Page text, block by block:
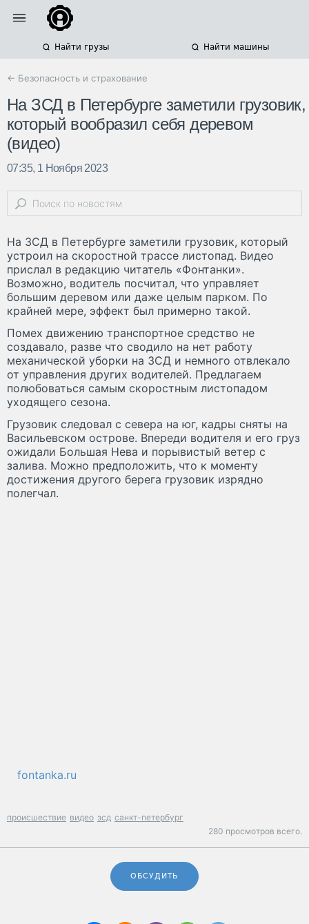
Найти грузы Найти машины
← Безопасность и страхование
На ЗСД в Петербурге заметили грузовик,
который вообразил себя деревом
(видео)
07:35, 1 Ноября 2023
На ЗСД в Петербурге заметили грузовик, который
устроил на скоростной трассе листопад. Видео
прислал в редакцию читатель «Фонтанки».
Возможно, водитель посчитал, что управляет
большим деревом или даже целым парком. По
крайней мере, эффект был примерно такой.
Помех движению транспортное средство не
создавало, разве что сводило на нет работу
механической уборки на ЗСД и немного отвлекало
от управления других водителей. Предлагаем
полюбоваться самым скоростным листопадом
уходящего сезона.
Грузовик следовал с севера на юг, кадры сняты на
Васильевском острове. Впереди водителя и его груз
ожидали Большая Нева и порывистый ветер с
залива. Можно предположить, что к моменту
достижения другого берега грузовик изрядно
полегчал.
fontanka.ru
происшествие видео зсд санкт-петербург
280 просмотров всего.
ОБСУДИТЬ